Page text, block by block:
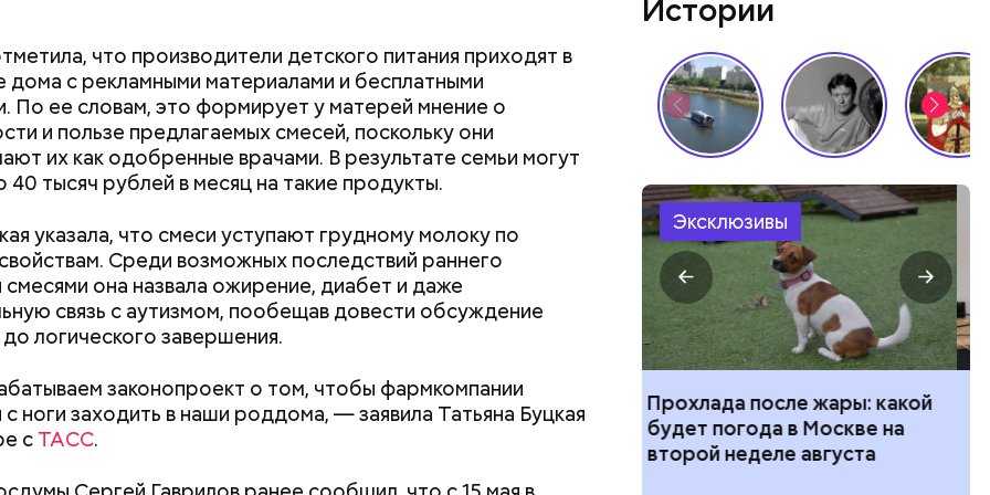
что производители детского питания приходят в
дома с рекламными материалами и бесплатными
По ее словам, это формирует у матерей мнение о
и пользе предлагаемых смесей, поскольку они
их как одобренные врачами. В результате семьи могут
40 тысяч рублей в месяц на такие продукты.
указала, что смеси уступают грудному молоку по
Среди возможных последствий раннего
смесями она назвала ожирение, диабет и даже
связь с аутизмом, пообещав довести обсуждение
логического завершения.
законопроект о том, чтобы фармкомпании
ноги заходить в наши роддома, — заявила Татьяна Буцкая
с ТАСС.
масло;
Истории
Эксклюзивы
Новый суперфуд для
долголетия и омоложения:
чем полезны сардины
Прохлада после жары: какой
будет погода в Москве на
Интернет помнит все: почему
растет спрос на удаление
персональных данных из